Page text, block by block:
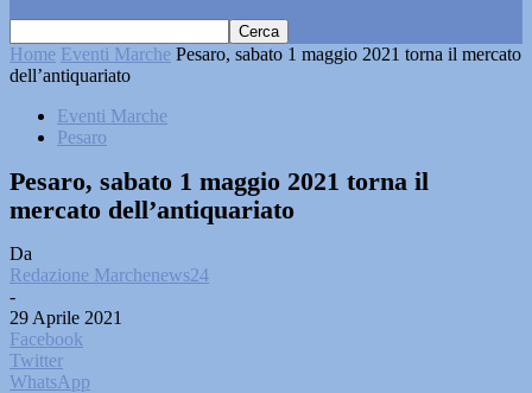
Home Eventi Marche Pesaro, sabato 1 maggio 2021 torna il mercato
dell’antiquariato
Eventi Marche
Pesaro
Pesaro, sabato 1 maggio 2021 torna il
mercato dell’antiquariato
Da
Redazione Marchenews24
-
29 Aprile 2021
Facebook
Twitter
WhatsApp